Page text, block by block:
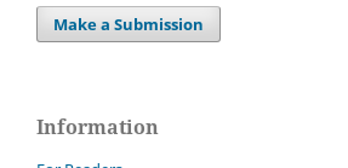
Make a Submission
Information